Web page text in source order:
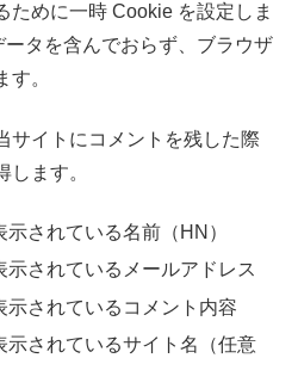
ために一時 Cookie を設定しま
タを含んでおらず、ブラウザ
。
サイトにコメントを残した際
ます。
されている名前（HN）
示されているメールアドレス
示されているコメント内容
示されているサイト名（任意